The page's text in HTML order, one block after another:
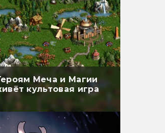
Меча и Магии
культовая игра